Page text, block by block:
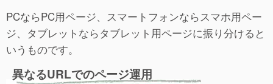
PCならPC用ページ、スマートフォンならスマホ用ペー
ジ、タブレットならタブレット用ページに振り分けると
いうものです。
異なるURLでのページ運用